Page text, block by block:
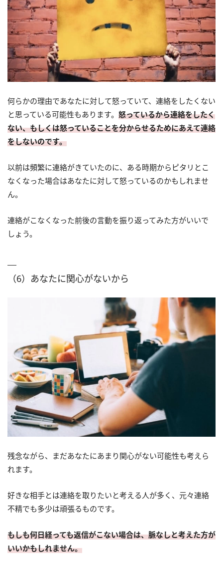
何らかの理由であなたに対して怒っていて、連絡をしたくない
と思っている可能性もあります。 怒っているから連絡をしたく
ない、もしくは怒っていることを分からせるためにあえて連絡
をしないのです。
以前は頻繁に連絡がきていたのに、ある時期からピタリとこ
なくなった場合はあなたに対して怒っているのかもしれませ
ん。
連絡がこなくなった前後の言動を振り返ってみた方がいいで
しょう。
（6）あなたに関心がないから
残念ながら、まだあなたにあまり関心がない可能性も考えら
れます。
好きな相手とは連絡を取りたいと考える人が多く、元々連絡
不精でも多少は頑張るものです。
もしも何日経っても返信がこない場合は、脈なしと考えた方が
いいかもしれません。